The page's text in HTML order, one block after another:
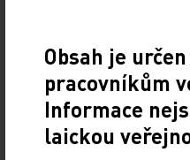
Je odpovědností KOC,
13. 7. 2026
Fungující síť regionálních
sama – vyžaduje jasně
i odpovědnost jednotlivých
Obsah je
pracovníkům
Informace
laickou